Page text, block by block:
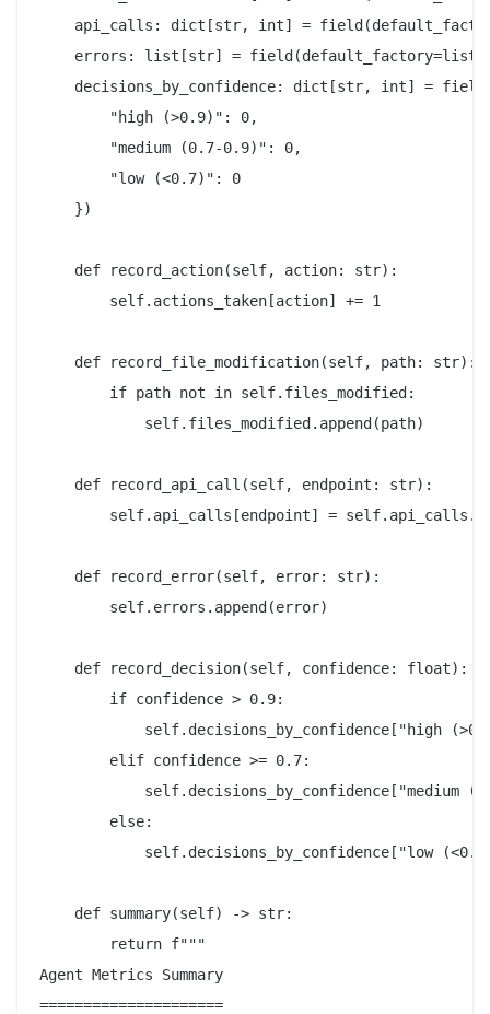
api_calls: dict[str, int] =
    errors: list[str] = field(default_factory=list)
decisions_by_confidence: dict[str, int] =
        "high (>0.9)": 0,
        "medium (0.7-0.9)": 0,
        "low (<0.7)": 0
    })
    def record_action(self, action: str):
        self.actions_taken[action] += 1
    def record_file_modification(self, path: str):
        if path not in self.files_modified:
            self.files_modified.append(path)
    def record_api_call(self, endpoint: str):
self.api_calls[endpoint] =
    def record_error(self, error: str):
        self.errors.append(error)
    def record_decision(self, confidence: float):
        if confidence > 0.9:
self.decisions_by_confidence["high
        elif confidence >= 0.7:
self.decisions_by_confidence["medium
        else:
self.decisions_by_confidence["low
    def summary(self) -> str:
        return f"""
Agent Metrics Summary
=====================